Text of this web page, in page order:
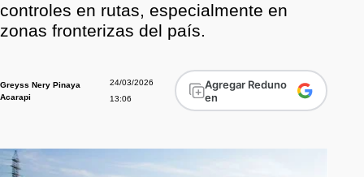
controles en rutas, especialmente en
zonas fronterizas del país.
Greyss Nery Pinaya
Acarapi
24/03/2026
13:06
Agregar Reduno
en